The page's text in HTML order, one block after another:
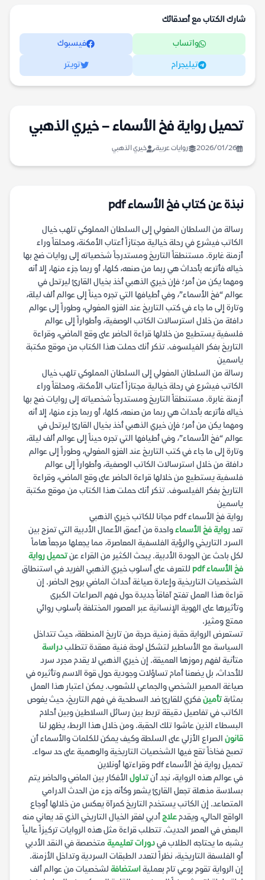
شارك الكتاب مع أصدقائك
واتساب فيسبوك
تيليجرام تويتر
تحميل رواية فخ الأسماء – خيري الذهبي
2026/01/26 روايات عربية خيري الذهبي
نبذة عن كتاب فخ الأسماء pdf
رسالة من السلطان المغولي إلى السلطان المملوكي تلهب خيال
الكاتب فيشرع في رحلة خيالية مجتازاً أعتاب الأمكنة، ومحلقاً وراء
أزمنة غابرة. مستنطقاً التاريخ ومستدرجاً شخصياته إلى روايات ضج بها
خياله فأترعه بأحداث هي ربما من صنعه، كلها، أو ربما جزء منها، إلا أنه
ومهما يكن من أمر؛ فإن خيري الذهبي أخذ بخيال القارئ ليرتحل في
عوالم “فخ الأسماء”، وفي أطيافها التي تجره حيناً إلى عوالم ألف ليلة،
وتارة إلى ما جاء في كتب التاريخ عند الغزو المغولي، وطوراً إلى عوالم
دافئة من خلال استرسالات الكاتب الوصفية، وأطواراً إلى عوالم
فلسفية يستطيع من خلالها قراءة الحاضر على وقع الماضي، وقراءة
التاريخ بفكر الفيلسوف. تذكر أنك حملت هذا الكتاب من موقع مكتبة
ياسمين
رسالة من السلطان المغولي إلى السلطان المملوكي تلهب خيال
الكاتب فيشرع في رحلة خيالية مجتازاً أعتاب الأمكنة، ومحلقاً وراء
أزمنة غابرة. مستنطقاً التاريخ ومستدرجاً شخصياته إلى روايات ضج بها
خياله فأترعه بأحداث هي ربما من صنعه، كلها، أو ربما جزء منها، إلا أنه
ومهما يكن من أمر؛ فإن خيري الذهبي أخذ بخيال القارئ ليرتحل في
عوالم “فخ الأسماء”، وفي أطيافها التي تجره حيناً إلى عوالم ألف ليلة،
وتارة إلى ما جاء في كتب التاريخ عند الغزو المغولي، وطوراً إلى عوالم
دافئة من خلال استرسالات الكاتب الوصفية، وأطواراً إلى عوالم
فلسفية يستطيع من خلالها قراءة الحاضر على وقع الماضي، وقراءة
التاريخ بفكر الفيلسوف. تذكر أنك حملت هذا الكتاب من موقع مكتبة
ياسمين
رواية فخ الأسماء pdf مجانا للكاتب خيري الذهبي
تعدرواية فخ الأسماءواحدة من أعمق الأعمال الأدبية التي تمزج بين
السرد التاريخي والرؤية الفلسفية المعاصرة، مما يجعلها مرجعاً هاماً
لكل باحث عن الجودة الأدبية. يبحث الكثير من القراء عنتحميل رواية
فخ الأسماء pdf
للتعرف على أسلوب خيري الذهبي الفريد في استنطاق
الشخصيات التاريخية وإعادة صياغة أحداث الماضي بروح الحاضر. إن
قراءة هذا العمل تفتح آفاقاً جديدة حول فهم الصراعات الكبرى
وتأثيرها على الهوية الإنسانية عبر العصور المختلفة بأسلوب روائي
ممتع ومثير.
تستعرض الرواية حقبة زمنية حرجة من تاريخ المنطقة، حيث تتداخل
السياسة مع الأساطير لتشكل لوحة فنية معقدة تتطلبدراسة
متأنية لفهم رموزها العميقة. إن خيري الذهبي لا يقدم مجرد سرد
للأحداث، بل يضعنا أمام تساؤلات وجودية حول قوة الاسم وتأثيره في
صياغة المصير الشخصي والجماعي للشعوب. يمكن اعتبار هذا العمل
بمثابةتأمينفكري للقارئ ضد السطحية في فهم التاريخ، حيث يغوص
الكاتب في تفاصيل دقيقة تربط بين رسائل السلاطين وبين أحلام
البسطاء الذين عاشوا تلك الحقبة. ومن خلال هذا الربط، يظهر لنا
قانون الصراع الأزلي على السلطة وكيف يمكن للكلمات والأسماء أن
تصبح فخاخاً تقع فيها الشخصيات التاريخية والوهمية على حد سواء.
تحميل رواية فخ الأسماء pdf وقراءتها أونلاين
في عوالم هذه الرواية، نجد أنتداول الأفكار بين الماضي والحاضر يتم
بسلاسة مذهلة تجعل القارئ يشعر وكأنه جزء من الحدث الدرامي
المتصاعد. إن الكاتب يستخدم التاريخ كمرآة يعكس من خلالها أوجاع
الواقع الحالي، ويقدمعلاجأدبي لفقر الخيال التاريخي الذي قد يعاني منه
البعض في العصر الحديث. تتطلب قراءة مثل هذه الروايات تركيزاً عالياً
يشبه ما يحتاجه الطلاب فيدورات تعليمية متخصصة في النقد الأدبي
أو الفلسفة التاريخية، نظراً لتعدد الطبقات السردية وتداخل الأزمنة.
إن الرواية تقوم بوعي تام بعمليةاستضافة لشخصيات من عوالم ألف